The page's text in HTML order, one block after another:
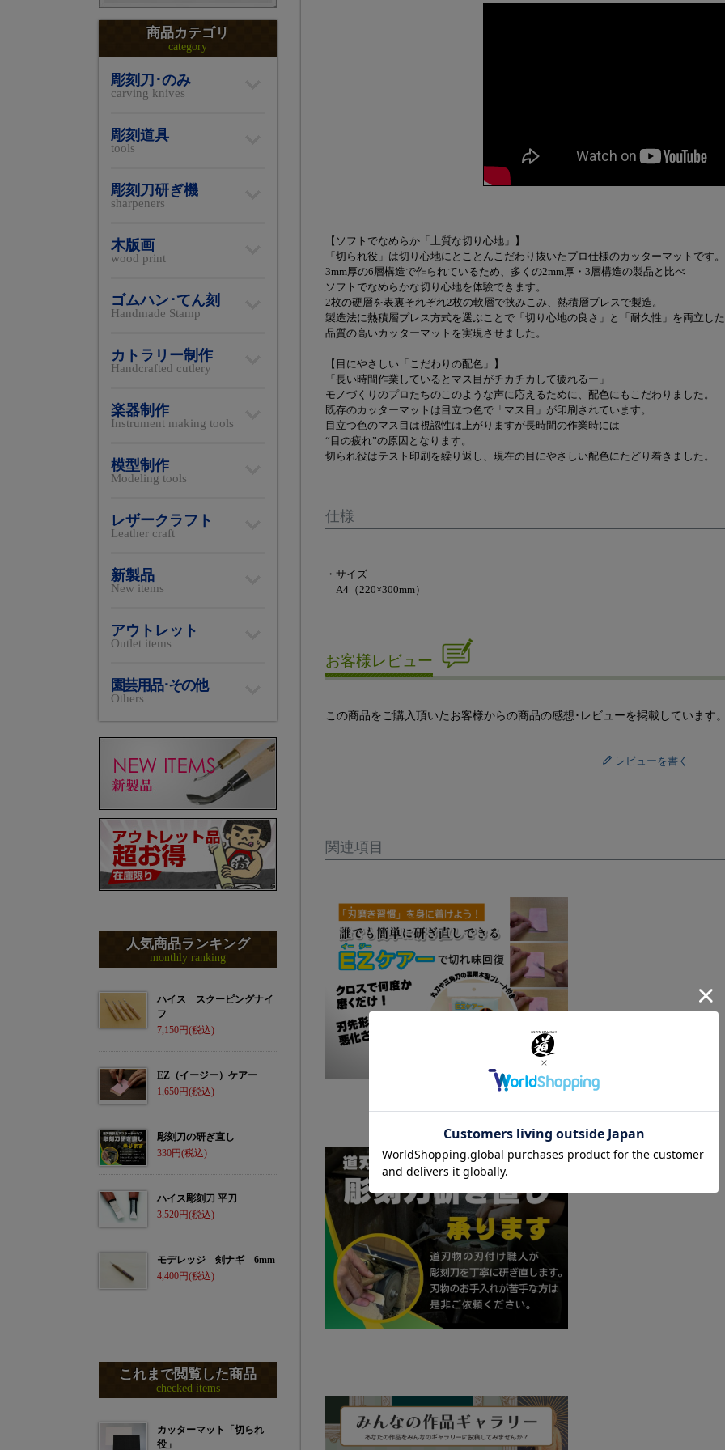
【ソフトでなめらか「上質な切り心地」】
「切られ役」は切り心地にとことんこだわり抜いたプロ仕様のカッターマットです。
3mm厚の6層構造で作られているため、多くの2mm厚・3層構造の製品と比べ
ソフトでなめらかな切り心地を体験できます。
2枚の硬層を表裏それぞれ2枚の軟層で挟みこみ、熱積層プレスで製造。
製造法に熱積層プレス方式を選ぶことで「切り心地の良さ」と「耐久性」を両立した
品質の高いカッターマットを実現させました。
【目にやさしい「こだわりの配色」】
「長い時間作業しているとマス目がチカチカして疲れるー」
モノづくりのプロたちのこのような声に応えるために、配色にもこだわりました。
既存のカッターマットは目立つ色で「マス目」が印刷されています。
目立つ色のマス目は視認性は上がりますが長時間の作業時には
“目の疲れ”の原因となります。
切られ役はテスト印刷を繰り返し、現在の目にやさしい配色にたどり着きました。
仕様
・サイズ
A4（220×300mm）
お客様レビュー
この商品をご購入頂いたお客様からの商品の感想･レビューを掲載しています
レビューを書く
関連項目
商品カテゴリ
category
彫刻刀･のみ
carving knives
彫刻道具
tools
彫刻刀研ぎ機
sharpeners
木版画
wood print
ゴムハン･てん刻
Handmade Stamp
カトラリー制作
Handcrafted cutlery
楽器制作
Instrument making tools
模型制作
Modeling tools
レザークラフト
Leather craft
新製品
New items
アウトレット
Outlet items
園芸用品･その他
Others
人気商品ランキング
monthly ranking
ハイス スクーピングナイ
フ
7,150
EZ（イージー）ケアー
1,650
彫刻刀の研ぎ直し
330
ハイス彫刻刀 平刀
3,520
モデレッジ 剣ナギ 6mm
4,400
これまで閲覧した商品
checked items
カッターマット「切られ
役」